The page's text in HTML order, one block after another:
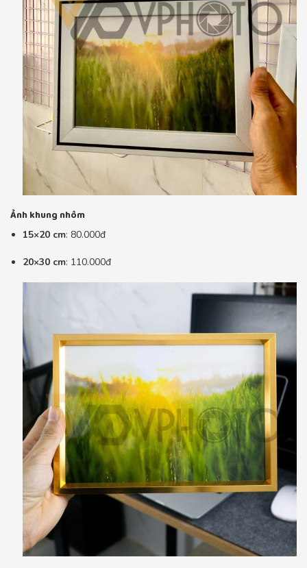
Ảnh khung nhôm
15×20 cm: 80.000đ
20×30 cm: 110.000đ